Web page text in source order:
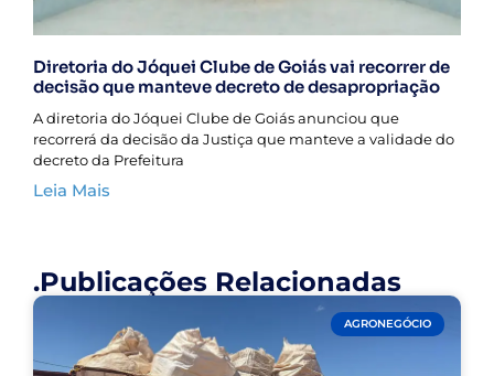
Diretoria do Jóquei Clube de Goiás vai recorrer de
decisão que manteve decreto de desapropriação
A diretoria do Jóquei Clube de Goiás anunciou que
recorrerá da decisão da Justiça que manteve a validade do
decreto da Prefeitura
Leia Mais
.Publicações Relacionadas
AGRONEGÓCIO